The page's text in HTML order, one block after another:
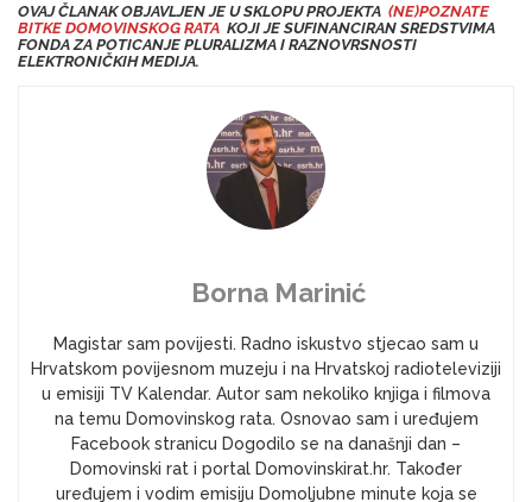
OVAJ ČLANAK OBJAVLJEN JE U SKLOPU PROJEKTA (NE)POZNATE
BITKE DOMOVINSKOG RATA KOJI JE SUFINANCIRAN SREDSTVIMA
FONDA ZA POTICANJE PLURALIZMA I RAZNOVRSNOSTI
ELEKTRONIČKIH MEDIJA.
Borna Marinić
Magistar sam povijesti. Radno iskustvo stjecao sam u
Hrvatskom povijesnom muzeju i na Hrvatskoj radioteleviziji
u emisiji TV Kalendar. Autor sam nekoliko knjiga i filmova
na temu Domovinskog rata. Osnovao sam i uređujem
Facebook stranicu Dogodilo se na današnji dan –
Domovinski rat i portal Domovinskirat.hr. Također
uređujem i vodim emisiju Domoljubne minute koja se